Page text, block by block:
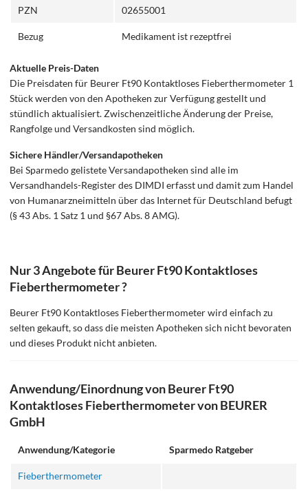
PZN 02655001
Bezug Medikament ist rezeptfrei
Aktuelle Preis-Daten
Die Preisdaten für Beurer Ft90 Kontaktloses Fieberthermometer 1
Stück werden von den Apotheken zur Verfügung gestellt und
stündlich aktualisiert. Zwischenzeitliche Änderung der Preise,
Rangfolge und Versandkosten sind möglich.
Sichere Händler/Versandapotheken
Bei Sparmedo gelistete Versandapotheken sind alle im
Versandhandels-Register des DIMDI erfasst und damit zum Handel
von Humanarzneimitteln über das Internet für Deutschland befugt
(§ 43 Abs. 1 Satz 1 und §67 Abs. 8 AMG).
Nur 3 Angebote für Beurer Ft90 Kontaktloses
Fieberthermometer ?
Beurer Ft90 Kontaktloses Fieberthermometer wird einfach zu
selten gekauft, so dass die meisten Apotheken sich nicht bevoraten
und dieses Produkt nicht anbieten.
Anwendung/Einordnung von Beurer Ft90
Kontaktloses Fieberthermometer von BEURER
GmbH
Anwendung/Kategorie Sparmedo Ratgeber
Fieberthermometer